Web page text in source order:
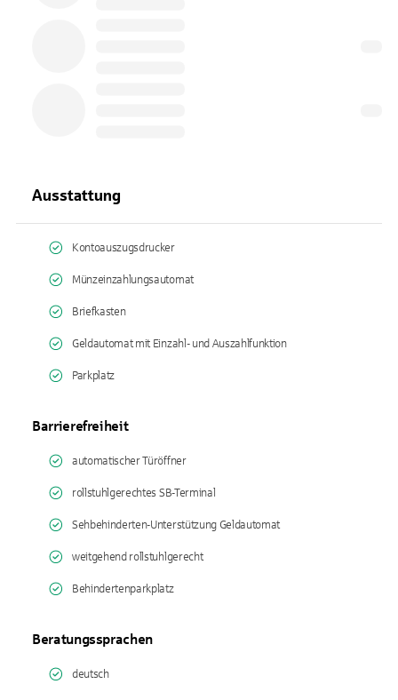
Ausstattung
Kontoauszugsdrucker
Münzeinzahlungsautomat
Briefkasten
Geldautomat mit Einzahl- und Auszahlfunktion
Parkplatz
Barrierefreiheit
automatischer Türöffner
rollstuhlgerechtes SB-Terminal
Sehbehinderten-Unterstützung Geldautomat
weitgehend rollstuhlgerecht
Behindertenparkplatz
Beratungssprachen
deutsch